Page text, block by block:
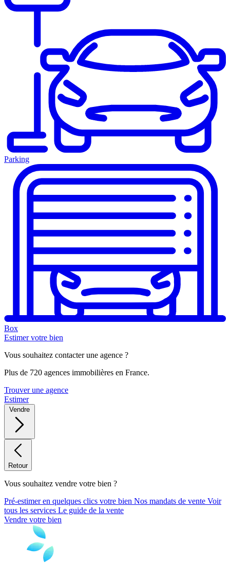
Parking
Box
Estimer votre bien
Vous souhaitez contacter une agence ?
Plus de 720 agences immobilières en France.
Trouver une agence
Estimer
Vendre
Retour
Vous souhaitez vendre votre bien ?
Pré-estimer en quelques clics votre bien Nos mandats de vente Voir
tous les services Le guide de la vente
Vendre votre bien